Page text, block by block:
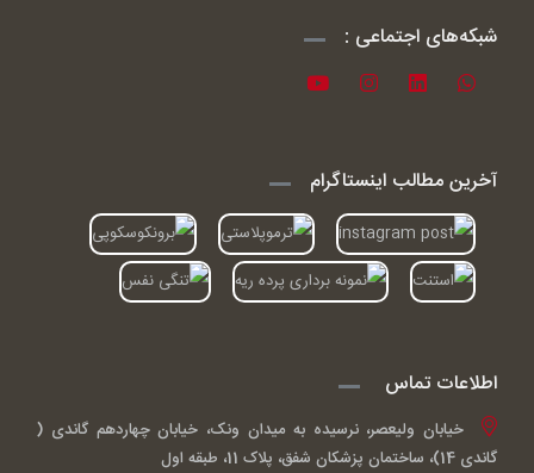
شبکه‌های اجتماعی :
آخرین مطالب اینستاگرام
اطلاعات تماس
خیابان ولیعصر، نرسیده به میدان ونک، خیابان چهاردهم گاندی (
گاندی 14)، ساختمان پزشکان شفق، پلاک 11، طبقه اول